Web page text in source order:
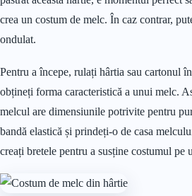
crea un costum de melc. În caz contrar,
ondulat.
Pentru a începe, rulați hârtia sau cartonul
obțineți forma caracteristică a unui melc.
melcul are dimensiunile potrivite pentru
bandă elastică și prindeți-o de casa
creați bretele pentru a susține costumul pe